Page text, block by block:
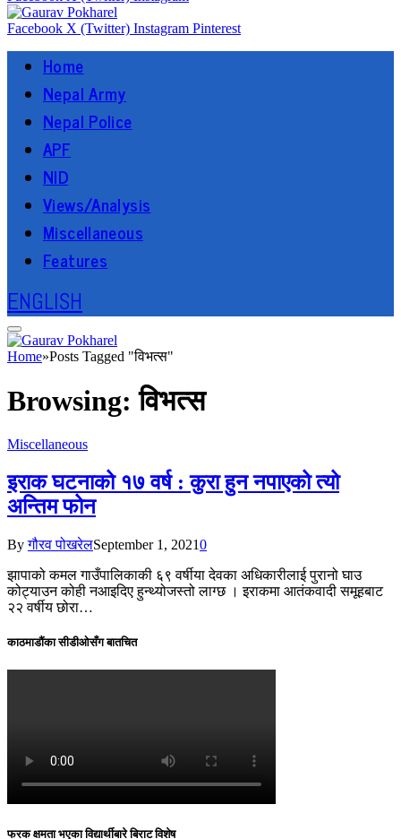
Facebook X (Twitter) Instagram Pinterest
Home
Nepal Army
Nepal Police
APF
NID
Views/Analysis
Miscellaneous
Features
ENGLISH
Home»Posts Tagged "विभत्स"
Browsing:विभत्स
Miscellaneous
इराक घटनाको १७ वर्ष : कुरा हुन नपाएको त्यो
अन्तिम फोन
By गौरव पोखरेलSeptember 1, 20210
झापाको कमल गाउँपालिकाकी ६९ वर्षीया देवका अधिकारीलाई पुरानो घाउ
कोट्याउन कोही नआइदिए हुन्थ्योजस्तो लाग्छ । इराकमा आतंकवादी समूहबाट
२२ वर्षीय छोरा…
काठमाडौंका सीडीओसँग बातचित
फरक क्षमता भएका विद्यार्थीबारे बिराट विशेष